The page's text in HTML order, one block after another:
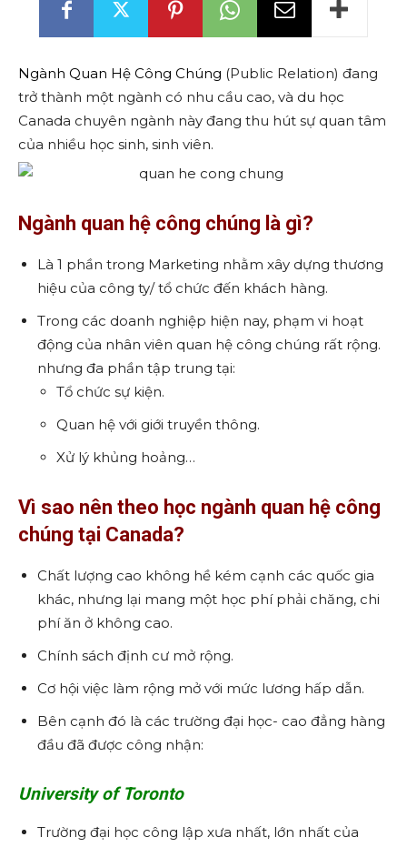
Ngành Quan Hệ Công Chúng (Public Relation) đang
trở thành một ngành có nhu cầu cao, và du học
Canada chuyên ngành này đang thu hút sự quan tâm
của nhiều học sinh, sinh viên.
Ngành quan hệ công chúng là gì?
Là 1 phần trong Marketing nhằm xây dựng thương
hiệu của công ty/ tổ chức đến khách hàng.
Trong các doanh nghiệp hiện nay, phạm vi hoạt
động của nhân viên quan hệ công chúng rất rộng.
nhưng đa phần tập trung tại:
Tổ chức sự kiện.
Quan hệ với giới truyền thông.
Xử lý khủng hoảng…
Vì sao nên theo học ngành quan hệ công
chúng tại Canada?
Chất lượng cao không hề kém cạnh các quốc gia
khác, nhưng lại mang một học phí phải chăng, chi
phí ăn ở không cao.
Chính sách định cư mở rộng.
Cơ hội việc làm rộng mở với mức lương hấp dẫn.
Bên cạnh đó là các trường đại học- cao đẳng hàng
đầu đã được công nhận:
University of Toronto
Trường đại học công lập xưa nhất, lớn nhất của